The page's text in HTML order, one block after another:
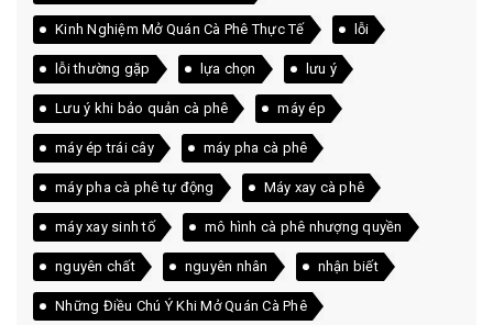
Kinh Nghiệm Mở Quán Cà Phê Thực Tế lỗi
lỗi thường gặp lựa chọn lưu ý
Lưu ý khi bảo quản cà phê máy ép
máy ép trái cây máy pha cà phê
máy pha cà phê tự động Máy xay cà phê
máy xay sinh tố mô hình cà phê nhượng quyền
nguyên chất nguyên nhân nhận biết
Những Điều Chú Ý Khi Mở Quán Cà Phê